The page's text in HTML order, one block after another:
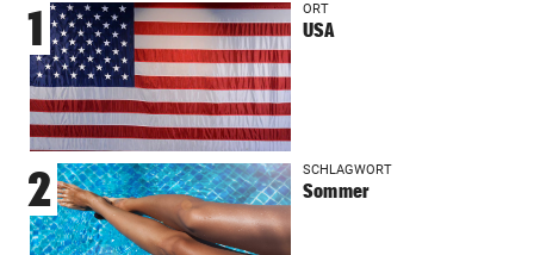
1 ORT
USA
2 SCHLAGWORT
Sommer